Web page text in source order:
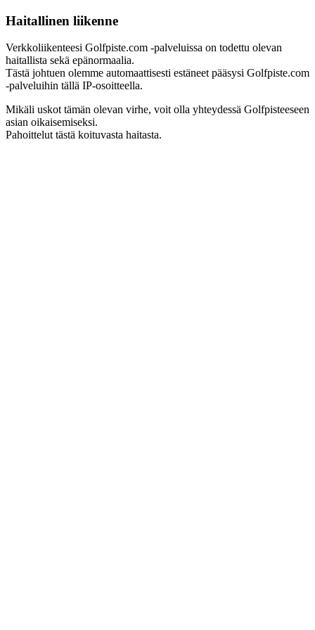
Haitallinen liikenne
Verkkoliikenteesi Golfpiste.com -palveluissa on todettu olevan
haitallista sekä epänormaalia.
Tästä johtuen olemme automaattisesti estäneet pääsysi Golfpiste.com
-palveluihin tällä IP-osoitteella.
Mikäli uskot tämän olevan virhe, voit olla yhteydessä Golfpisteeseen
asian oikaisemiseksi.
Pahoittelut tästä koituvasta haitasta.